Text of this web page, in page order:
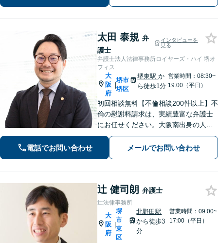
太田 泰規 弁
護士
インタビューを
見る
弁護士法人法律事務所ロイヤーズ・ハイ 堺オ
フィス
大
阪
府
|
堺市
堺区
堺東駅か
ら徒歩1分
営業時間：08:30~
19:00（平日）
初回相談無料【不倫相談200件以上】不
倫の慰謝料請求は、実績豊富な弁護士
にお任せください。大阪南出身の人情
派弁護士が対応【交通事故も強い】交
通事故に遭われてお困りの方はお気軽
にお電話ください【当日／夜間／休日
電話でお問い合わせ メールでお問い合わせ
辻 健司朗 弁護士
辻法律事務所
大
阪
府
|
堺
市
東
区
北野田駅
から徒歩3
分
営業時間：09:00~
17:00（平日）